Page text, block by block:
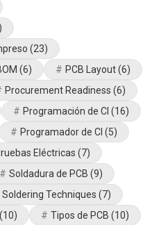
(23)
(6) PCB Layout(6)
Procurement Readiness (6)
Programación de CI (16)
Programador de CI (5)
Eléctricas (7)
Soldadura de PCB (9)
Soldering Techniques (7)
(10) Tipos de PCB (10)